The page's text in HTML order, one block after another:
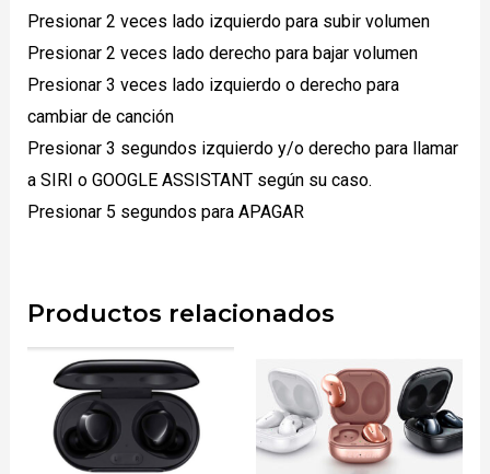
Presionar 2 veces lado izquierdo para subir volumen
Presionar 2 veces lado derecho para bajar volumen
Presionar 3 veces lado izquierdo o derecho para
cambiar de canción
Presionar 3 segundos izquierdo y/o derecho para llamar
a SIRI o GOOGLE ASSISTANT según su caso.
Presionar 5 segundos para APAGAR
Productos relacionados